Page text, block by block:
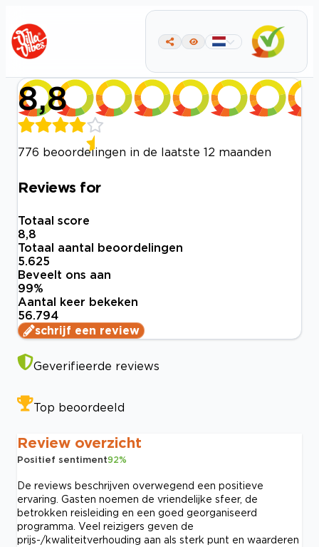
8,8
776 beoordelingen in de laatste 12 maanden
Reviews for
Totaal score
8,8
Totaal aantal beoordelingen
5.625
Beveelt ons aan
99%
Aantal keer bekeken
56.794
schrijf een review
Geverifieerde reviews
Top beoordeeld
Review overzicht
Positief sentiment92%
De reviews beschrijven overwegend een positieve
ervaring. Gasten noemen de vriendelijke sfeer, de
betrokken reisleiding en een goed georganiseerd
programma. Veel reizigers geven de
prijs-/kwaliteitverhouding aan als sterk punt en waarderen